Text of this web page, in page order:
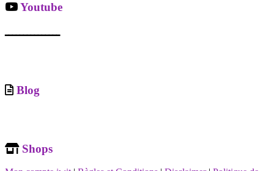
Youtube
ـــــــــــــــ
Blog
Shops